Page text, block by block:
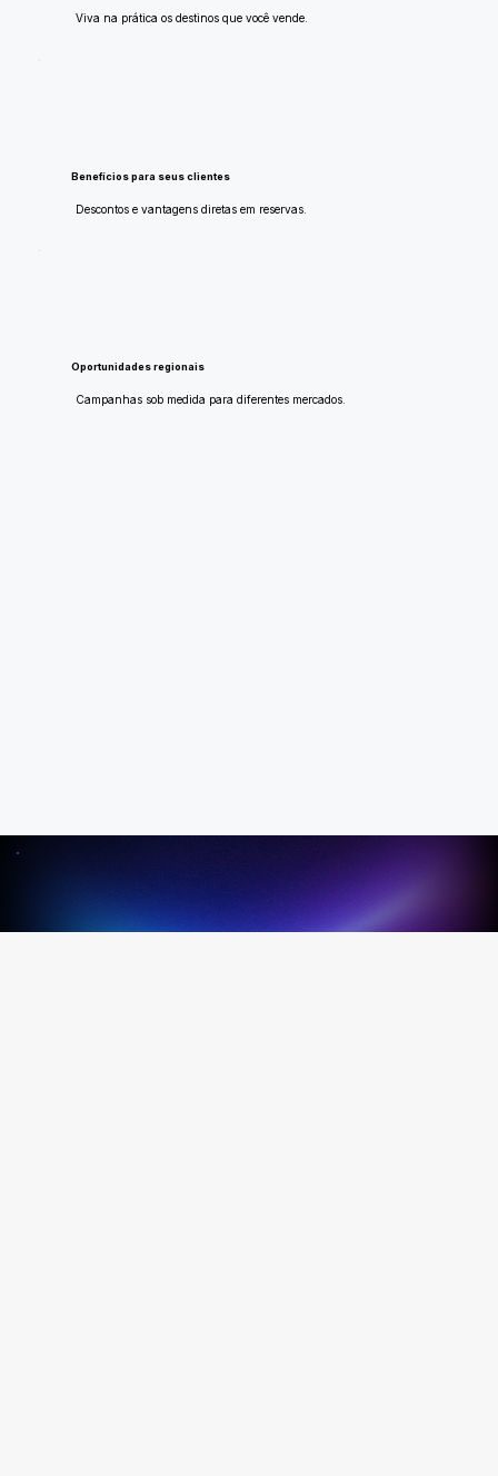
Viva na prática os destinos que você vende.
Benefícios para seus clientes
Descontos e vantagens diretas em reservas.
Oportunidades regionais
Campanhas sob medida para diferentes mercados.